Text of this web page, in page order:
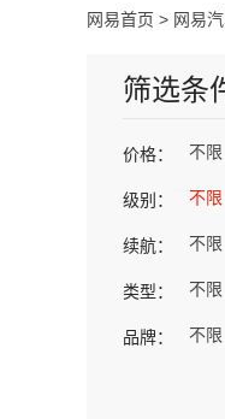
网易首页 > 网易
筛选条
价格： 不限
级别： 不限
续航： 不限
类型： 不限
品牌： 不限